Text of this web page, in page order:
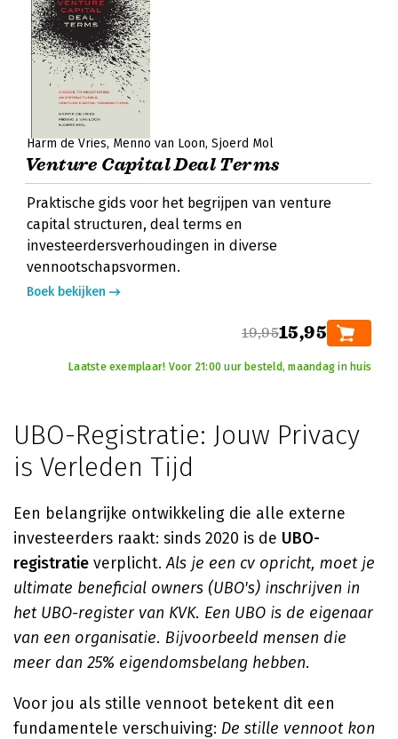
Harm de Vries Menno van Loon Sjoerd Mol
Venture Capital Deal Terms
Praktische gids voor het begrijpen van venture
capital structuren, deal terms en
investeerdersverhoudingen in diverse
vennootschapsvormen.
Boek bekijken
19,9515,95
Laatste exemplaar! Voor 21:00 uur besteld, maandag in huis
UBO-Registratie: Jouw Privacy
is Verleden Tijd
Een belangrijke ontwikkeling die alle externe
investeerders raakt: sinds 2020 is de UBO-
registratie verplicht.Als je een cv opricht, moet je
ultimate beneficial owners (UBO's) inschrijven in
het UBO-register van KVK. Een UBO is de eigenaar
van een organisatie. Bijvoorbeeld mensen die
meer dan 25% eigendomsbelang hebben.
Voor jou als stille vennoot betekent dit een
fundamentele verschuiving: De stille vennoot kon